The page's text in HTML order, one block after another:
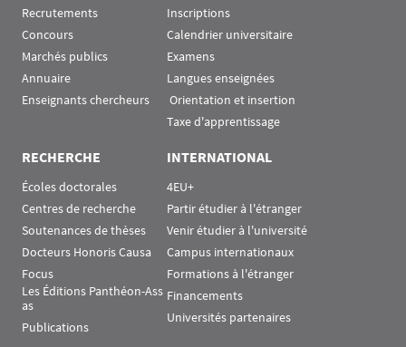
Recrutements
Concours
Marchés publics
Annuaire
Enseignants chercheurs
Inscriptions
Calendrier universitaire
Examens
Langues enseignées
Orientation et insertion
Taxe d'apprentissage
RECHERCHE
Écoles doctorales
Centres de recherche
Soutenances de thèses
Docteurs Honoris Causa
Focus
Les Éditions Panthéon-Ass
as
Publications
INTERNATIONAL
4EU+
Partir étudier à l'étranger
Venir étudier à l'université
Campus internationaux
Formations à l'étranger
Financements
Universités partenaires